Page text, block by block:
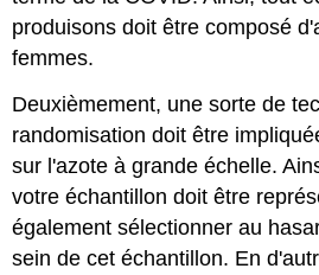
produisons doit être composé
femmes.
Deuxièmement, une sorte de
randomisation doit être
sur l'azote à grande échelle.
votre échantillon doit être
également sélectionner au
sein de cet échantillon. En